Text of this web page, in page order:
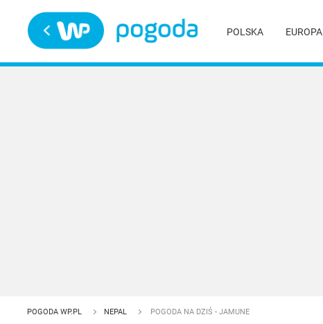
POLSKA EUROPA
POGODA WP.PL NEPAL POGODA NA DZIŚ - JAMUNE